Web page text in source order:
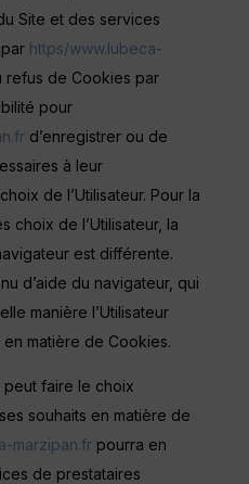
Site et des services
https/www.lubeca-
refus de Cookies par
pour
d’enregistrer ou de
à leur
de l’Utilisateur. Pour la
choix de l’Utilisateur, la
est différente.
d’aide du navigateur, qui
manière l’Utilisateur
matière de Cookies.
peut faire le choix
souhaits en matière de
marzipan.frpourra en
de prestataires